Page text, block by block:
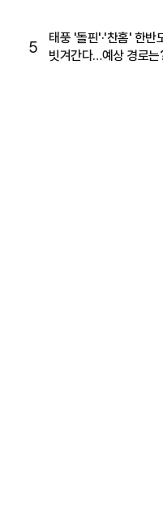
5
태풍 '돌핀'·'찬홈' 한반
빗겨간다…예상 경로는